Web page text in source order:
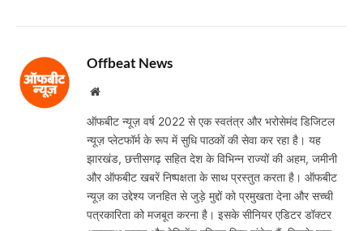
Offbeat News
Website
ऑफबीट न्यूज़ वर्ष 2022 से एक स्वतंत्र और भरोसेमंद डिजिटल
न्यूज़ प्लेटफॉर्म के रूप में सुधि पाठकों की सेवा कर रहा है। यह
झारखंड, छत्तीसगढ़ सहित देश के विभिन्न राज्यों की अहम, जमीनी
और ऑफबीट खबरें निष्पक्षता के साथ प्रस्तुत करता है। ऑफबीट
न्यूज़ का उद्देश्य जनहित से जुड़े मुद्दों को प्रमुखता देना और सच्ची
पत्रकारिता को मजबूत करना है। इसके सीनियर एडिटर डॉक्टर